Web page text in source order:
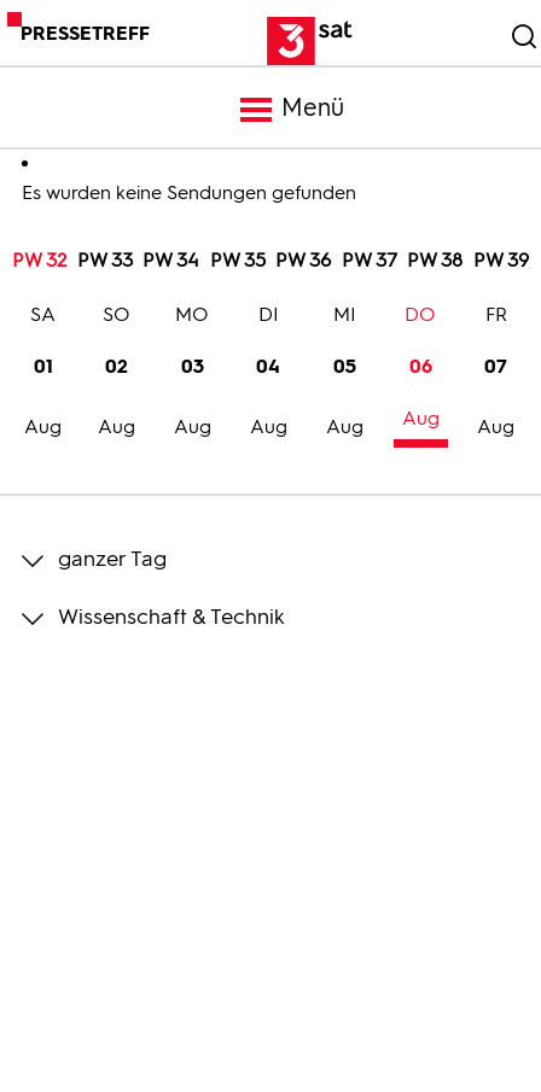
PRESSETREFF
Menü
Meldungen
Programm
Trailer
Bilder
Es wurden keine Sendungen gefunden
PW 32 PW 33 PW 34 PW 35 PW 36 PW 37 PW 38 PW 39
01
Aug
SA
02
Aug
SO
03
Aug
MO
04
Aug
DI
05
Aug
MI
06
Aug
DO
07
Aug
FR
ganzer Tag
Wissenschaft & Technik